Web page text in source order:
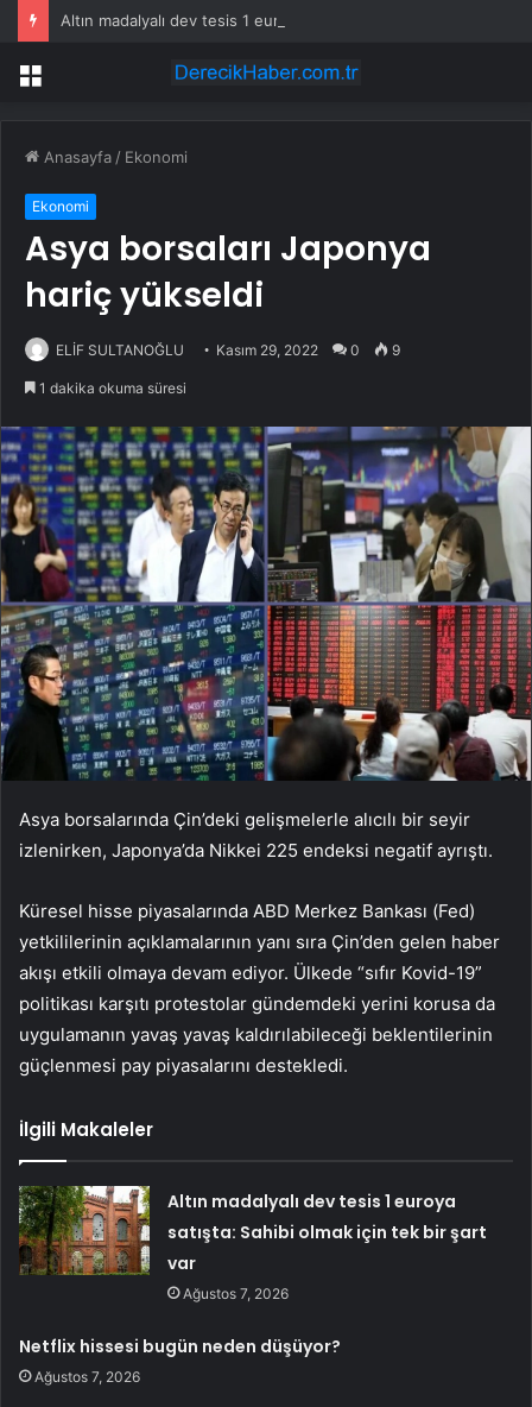
Menü
Anasayfa / Ekonomi
Ekonomi
Asya borsaları Japonya
hariç yükseldi
ELİF SULTANOĞLU Kasım 29, 2022 0 9
1 dakika okuma süresi
Asya borsalarında Çin’deki gelişmelerle alıcılı bir seyir
izlenirken, Japonya’da Nikkei 225 endeksi negatif ayrıştı.
Küresel hisse piyasalarında ABD Merkez Bankası (Fed)
yetkililerinin açıklamalarının yanı sıra Çin’den gelen haber
akışı etkili olmaya devam ediyor. Ülkede “sıfır Kovid-19”
politikası karşıtı protestolar gündemdeki yerini korusa da
uygulamanın yavaş yavaş kaldırılabileceği beklentilerinin
güçlenmesi pay piyasalarını destekledi.
İlgili Makaleler
Altın madalyalı dev tesis 1 euroya
satışta: Sahibi olmak için tek bir şart
var
Ağustos 7, 2026
Netflix hissesi bugün neden düşüyor?
Ağustos 7, 2026